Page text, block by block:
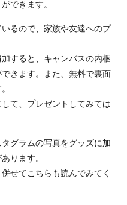
できます。
るので、家族や友達へのプ
すると、キャンバスの内梱
きます。また、無料で裏面
て、プレゼントしてみては
グラムの写真をグッズに加
ります。
せてこちらも読んでみてく